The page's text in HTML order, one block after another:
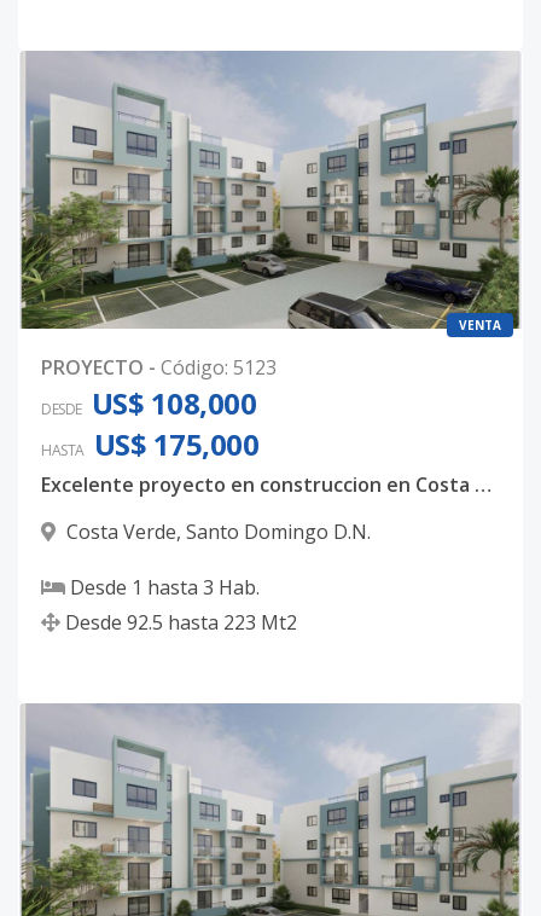
VENTA
PROYECTO - Código: 5123
DESDE US$ 108,000
HASTA US$ 175,000
Excelente proyecto en construccion en Costa Verde
Costa Verde, Santo Domingo D.N.
Desde 1 hasta 3 Hab.
Desde 92.5 hasta 223 Mt2